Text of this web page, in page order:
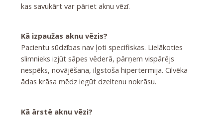
kas savukārt var pāriet aknu vēzī.
Kā izpaužas aknu vēzis?
Pacientu sūdzības nav ļoti specifiskas. Lielākoties
slimnieks izjūt sāpes vēderā, pārņem vispārējs
nespēks, novājēšana, ilgstoša hipertermija. Cilvēka
ādas krāsa mēdz iegūt dzeltenu nokrāsu.
Kā ārstē aknu vēzi?